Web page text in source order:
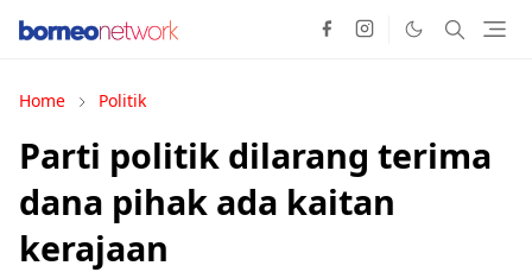
Home Politik
Parti politik dilarang terima
dana pihak ada kaitan
kerajaan